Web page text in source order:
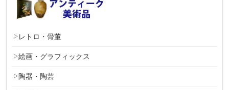
レトロ・骨董
絵画・グラフィックス
陶器・陶芸